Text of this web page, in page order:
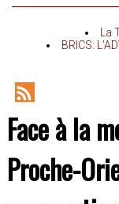
BRICS:
RSS
Feed
Face à la
Proche-